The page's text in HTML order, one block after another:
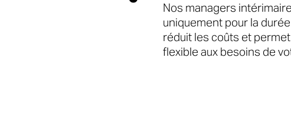
Nos managers
uniquement pour la
réduit les coûts et
flexible aux besoins de